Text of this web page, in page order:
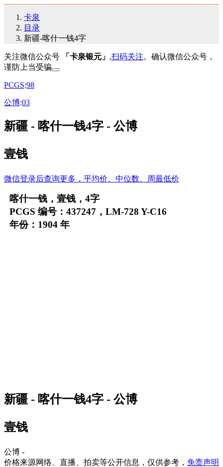
卡泉
目录
新疆-喀什一钱4字
关注微信公众号 「卡泉银元」 ,扫码关注。确认微信公众号，
谨防上当受骗
PCGS:98
公博:03
新疆 - 喀什一钱4字 - 公博
壹钱
微信登录后查询更多，平均价、中位数、周最低价
喀什一钱，壹钱，4字
PCGS 编号：437247，LM-728 Y-C16
年份：1904 年
新疆 - 喀什一钱4字 - 公博
壹钱
公博 -
价格来源网络、直播、拍卖等公开信息，仅供参考， 免责声明